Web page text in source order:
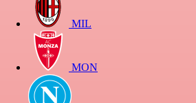
MIL
MON